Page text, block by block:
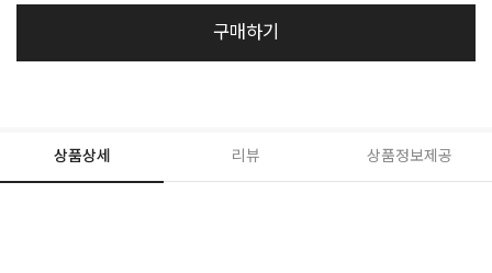
구매하기
상품상세 리뷰 상품정보제공